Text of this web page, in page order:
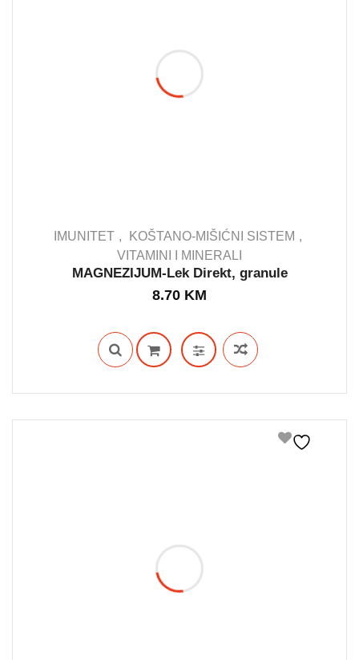
IMUNITET
KOŠTANO-MIŠIĆNI SISTEM
VITAMINI I MINERALI
MAGNEZIJUM-Lek Direkt, granule
8.70 KM